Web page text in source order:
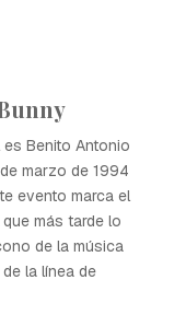
Benito Antonio
marzo de 1994
evento marca el
más tarde lo
de la música
la línea de